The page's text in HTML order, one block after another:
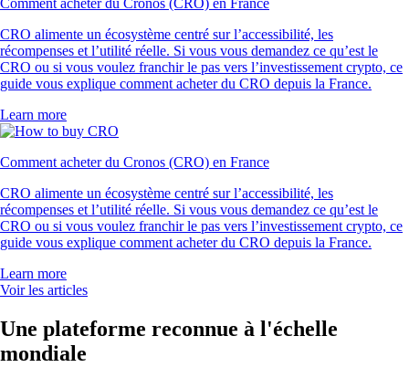
Comment acheter du Cronos (CRO) en France
CRO alimente un écosystème centré sur l’accessibilité, les
récompenses et l’utilité réelle. Si vous vous demandez ce qu’est le
CRO ou si vous voulez franchir le pas vers l’investissement crypto, ce
guide vous explique comment acheter du CRO depuis la France.
Learn more
Comment acheter du Cronos (CRO) en France
CRO alimente un écosystème centré sur l’accessibilité, les
récompenses et l’utilité réelle. Si vous vous demandez ce qu’est le
CRO ou si vous voulez franchir le pas vers l’investissement crypto, ce
guide vous explique comment acheter du CRO depuis la France.
Learn more
Voir les articles
Une plateforme reconnue à l'échelle
mondiale